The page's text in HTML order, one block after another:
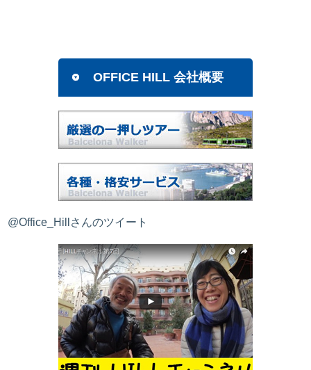
OFFICE HILL 会社概要
@Office_Hillさんのツイート